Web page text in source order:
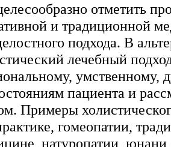
отметить
и традиционной
подхода. В
лечебный
умственному,
пациента и
Примеры
гомеопатии,
натуропатии,